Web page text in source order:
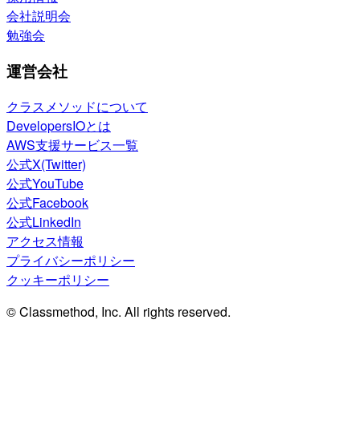
会社説明会
勉強会
運営会社
クラスメソッドについて
DevelopersIOとは
AWS支援サービス一覧
公式X(Twitter)
公式YouTube
公式Facebook
公式LinkedIn
アクセス情報
プライバシーポリシー
クッキーポリシー
© Classmethod, Inc. All rights reserved.